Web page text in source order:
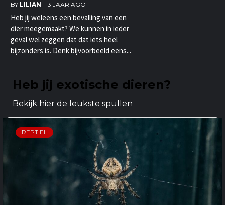
BY LILIAN 3 JAAR AGO
Heb jij weleens een bevalling van een
dier meegemaakt? We kunnen in ieder
geval wel zeggen dat dat iets heel
bijzonders is. Denk bijvoorbeeld eens...
Heb jij exotische dieren?
Bekijk hier de leukste spullen
REPTIEL